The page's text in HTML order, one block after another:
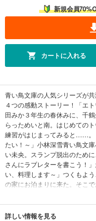
新規会員
カートに入れる
青い鳥文庫の人気シリーズが
４つの感動ストーリー！「エ
田みか３年生の春休みに、千
らっためいと南。はじめての
練習がはじまってみると……。
たい！～」小林深雪青い鳥文
い未央。スランプ脱出のため
さんにラブレターを書こう！
い、料理します～」つくもよ
の家にお泊まりに来た。そこ
じいといっしょに出張料理
ダイアリー ～夢をかなえる読
の読書クラブに入部した千秋
詳しい情報を見る